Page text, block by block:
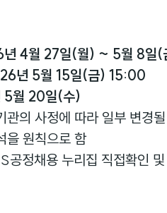
4월 27일(월) ~ 5월 8일(
년 5월 15일(금) 15:00
월 20일(수)
의 사정에 따라 일부 변경
을 원칙으로 함
정채용 누리집 직접확인